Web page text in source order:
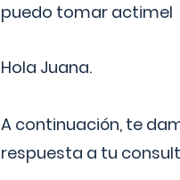
puedo tomar actimel
Hola Juana.
A continuación, te
respuesta a tu